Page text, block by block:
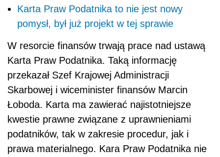
Karta Praw Podatnika to nie jest nowy
pomysł, był już projekt w tej sprawie
W resorcie finansów trwają prace nad ustawą
Karta Praw Podatnika. Taką informację
przekazał Szef Krajowej Administracji
Skarbowej i wiceminister finansów Marcin
Łoboda. Karta ma zawierać najistotniejsze
kwestie prawne związane z uprawnieniami
podatników, tak w zakresie procedur, jak i
prawa materialnego. Kara Praw Podatnika nie